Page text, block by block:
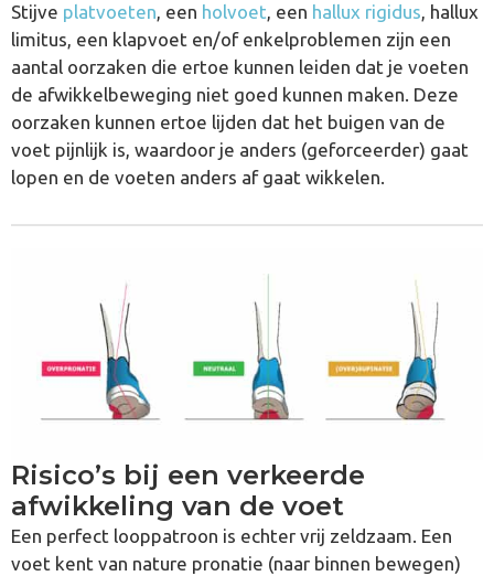
Stijve platvoeten, een holvoet, een hallux rigidus, hallux
limitus, een klapvoet en/of enkelproblemen zijn een
aantal oorzaken die ertoe kunnen leiden dat je voeten
de afwikkelbeweging niet goed kunnen maken. Deze
oorzaken kunnen ertoe lijden dat het buigen van de
voet pijnlijk is, waardoor je anders (geforceerder) gaat
lopen en de voeten anders af gaat wikkelen.
Risico’s bij een verkeerde
afwikkeling van de voet
Een perfect looppatroon is echter vrij zeldzaam. Een
voet kent van nature pronatie (naar binnen bewegen)